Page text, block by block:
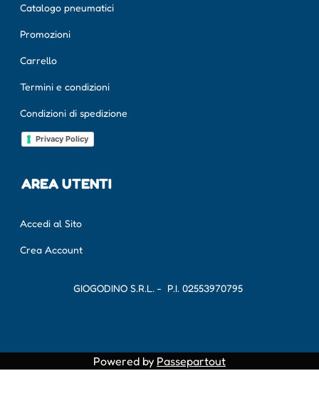
Catalogo pneumatici
Promozioni
Carrello
Termini e condizioni
Condizioni di spedizione
Privacy Policy
AREA UTENTI
Accedi al Sito
Crea Account
GIOGODINO S.R.L. - P.I. 02553970795
Powered by Passepartout